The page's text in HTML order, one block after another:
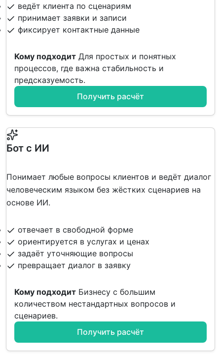
ведёт клиента по сценариям
принимает заявки и записи
фиксирует контактные данные
Кому подходит Для простых и понятных
процессов, где важна стабильность и
предсказуемость.
Получить расчёт
Бот с ИИ
Понимает любые вопросы клиентов и ведёт диалог
человеческим языком без жёстких сценариев на
основе ИИ.
отвечает в свободной форме
ориентируется в услугах и ценах
задаёт уточняющие вопросы
превращает диалог в заявку
Кому подходит Бизнесу с большим
количеством нестандартных вопросов и
сценариев.
Получить расчёт